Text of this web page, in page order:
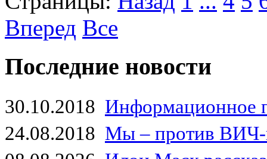
Вперед Все
Последние новости
30.10.2018 Информационное
24.08.2018 Мы – против